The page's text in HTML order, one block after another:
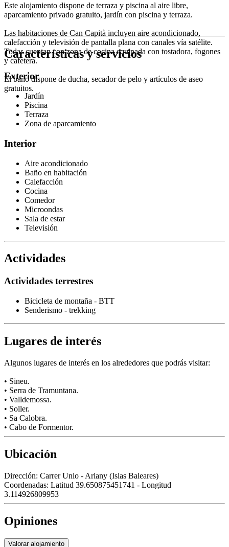
Este alojamiento dispone de terraza y piscina al aire libre,
aparcamiento privado gratuito, jardín con piscina y terraza.
Las habitaciones de Can Capità incluyen aire acondicionado,
calefacción y televisión de pantalla plana con canales vía satélite.
Todas cuentan con zona de cocina equipada con tostadora, fogones
y cafetera.
El baño dispone de ducha, secador de pelo y artículos de aseo
gratuitos.
Características y servicios
Exterior
Jardín
Piscina
Terraza
Zona de aparcamiento
Interior
Aire acondicionado
Baño en habitación
Calefacción
Cocina
Comedor
Microondas
Sala de estar
Televisión
Actividades
Actividades terrestres
Bicicleta de montaña - BTT
Senderismo - trekking
Lugares de interés
Algunos lugares de interés en los alrededores que podrás visitar:
• Sineu.
• Serra de Tramuntana.
• Valldemossa.
• Soller.
• Sa Calobra.
• Cabo de Formentor.
Ubicación
Dirección: Carrer Unio - Ariany (Islas Baleares)
Coordenadas: Latitud 39.650875451741 - Longitud
3.114926809953
Opiniones
Valorar alojamiento